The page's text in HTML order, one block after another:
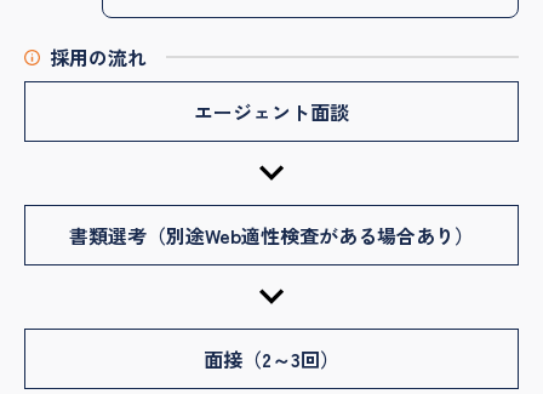
採用の流れ
エージェント面談
書類選考（別途Web適性検査がある場合あり）
面接（2～3回）